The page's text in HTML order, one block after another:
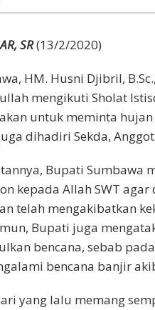
SR(13/2/2020)
HM. Husni Djibril,
mengikuti Sholat
untuk meminta
dihadiri Sekda,
Bupati Sumbawa
kepada Allah SWT
telah mengakibatkan
Bupati juga
bencana, sebab
bencana banjir
yang lalu memang